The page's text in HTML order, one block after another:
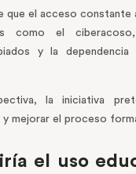
que el acceso
como el
y la
la iniciativa
y mejorar el proceso
el uso